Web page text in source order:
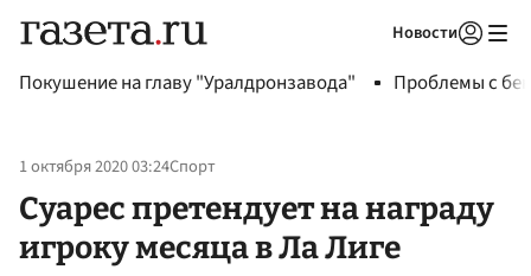
Новости
Покушение на главу "Уралдронзавода" Проблемы с
1 октября 2020 03:24Спорт
Суарес претендует на награду
игроку месяца в Ла Лиге